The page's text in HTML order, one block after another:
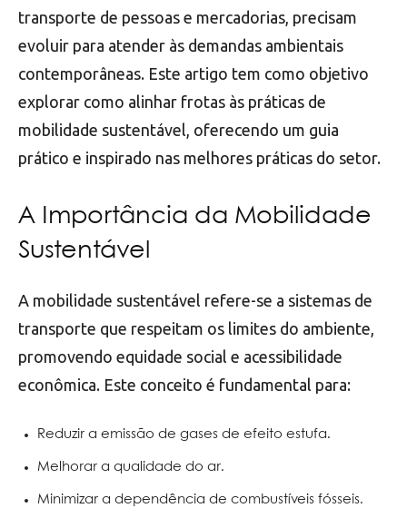
transporte de pessoas e mercadorias, precisam
evoluir para atender às demandas ambientais
contemporâneas. Este artigo tem como objetivo
explorar como alinhar frotas às práticas de
mobilidade sustentável, oferecendo um guia
prático e inspirado nas melhores práticas do setor.
A Importância da Mobilidade
Sustentável
A mobilidade sustentável refere-se a sistemas de
transporte que respeitam os limites do ambiente,
promovendo equidade social e acessibilidade
econômica. Este conceito é fundamental para:
Reduzir a emissão de gases de efeito estufa.
Melhorar a qualidade do ar.
Minimizar a dependência de combustíveis fósseis.